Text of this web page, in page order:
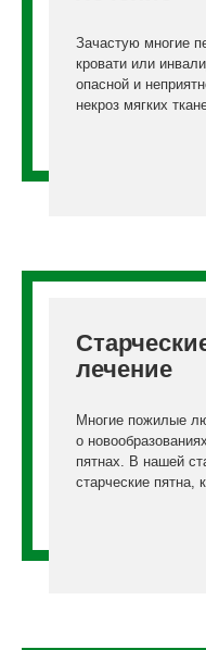
Зачастую многие
кровати или
опасной и
некроз мягких
лечение
Многие пожилые
о
пятнах. В нашей
старческие пятна,